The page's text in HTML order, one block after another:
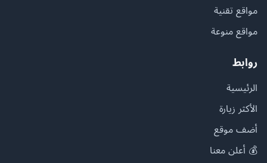
مواقع تقنية
مواقع منوعة
روابط
الرئيسية
الأكثر زيارة
أضف موقع
💰 أعلن معنا